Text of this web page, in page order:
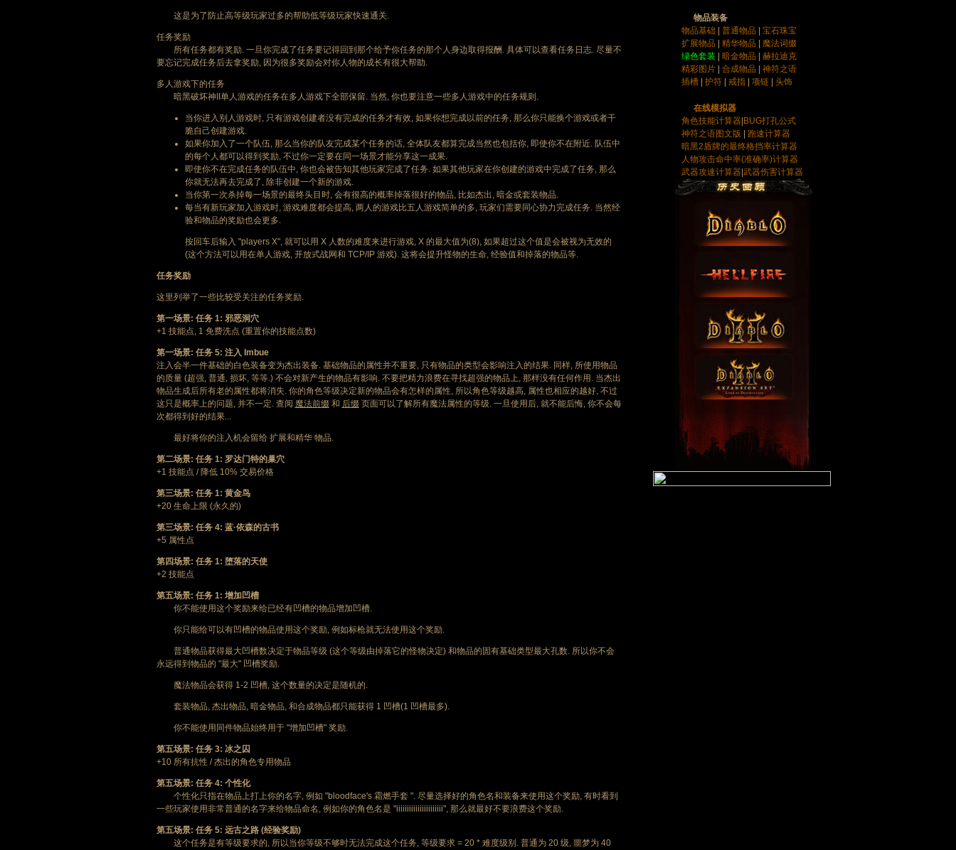
这是为了防止高等级玩家过多的帮助低等级玩家快速通关.
任务奖励
所有任务都有奖励. 一旦你完成了任务要记得回到那个给予你任务的那个人身边取得报酬. 具体可以查看任务日志. 尽量不
要忘记完成任务后去拿奖励, 因为很多奖励会对你人物的成长有很大帮助.
多人游戏下的任务
暗黑破坏神II单人游戏的任务在多人游戏下全部保留. 当然, 你也要注意一些多人游戏中的任务规则.
当你进入别人游戏时, 只有游戏创建者没有完成的任务才有效, 如果你想完成以前的任务, 那么你只能换个游戏或者干
脆自己创建游戏.
如果你加入了一个队伍, 那么当你的队友完成某个任务的话, 全体队友都算完成当然也包括你, 即使你不在附近. 队伍中
的每个人都可以得到奖励, 不过你一定要在同一场景才能分享这一成果.
即使你不在完成任务的队伍中, 你也会被告知其他玩家完成了任务. 如果其他玩家在你创建的游戏中完成了任务, 那么
你就无法再去完成了, 除非创建一个新的游戏.
当你第一次杀掉每一场景的最终头目时, 会有很高的概率掉落很好的物品, 比如杰出, 暗金或套装物品.
每当有新玩家加入游戏时, 游戏难度都会提高, 两人的游戏比五人游戏简单的多, 玩家们需要同心协力完成任务. 当然经
验和物品的奖励也会更多.
按回车后输入 "players X", 就可以用 X 人数的难度来进行游戏, X 的最大值为(8), 如果超过这个值是会被视为无效的
(这个方法可以用在单人游戏, 开放式战网和 TCP/IP 游戏). 这将会提升怪物的生命, 经验值和掉落的物品等.
任务奖励
这里列举了一些比较受关注的任务奖励.
第一场景: 任务 1: 邪恶洞穴
+1 技能点, 1 免费洗点 (重置你的技能点数)
第一场景: 任务 5: 注入 Imbue
注入会半一件基础的白色装备变为杰出装备. 基础物品的属性并不重要, 只有物品的类型会影响注入的结果. 同样, 所使用物品
的质量 (超强, 普通, 损坏, 等等.) 不会对新产生的物品有影响. 不要把精力浪费在寻找超强的物品上, 那样没有任何作用. 当杰出
物品生成后所有老的属性都将消失. 你的角色等级决定新的物品会有怎样的属性, 所以角色等级越高, 属性也相应的越好, 不过
这只是概率上的问题, 并不一定. 查阅 魔法前缀 和 后缀 页面可以了解所有魔法属性的等级. 一旦使用后, 就不能后悔, 你不会每
次都得到好的结果...
最好将你的注入机会留给 扩展和精华 物品.
第二场景: 任务 1: 罗达门特的巢穴
+1 技能点 / 降低 10% 交易价格
第三场景: 任务 1: 黄金鸟
+20 生命上限 (永久的)
第三场景: 任务 4: 蓝·依森的古书
+5 属性点
第四场景: 任务 1: 堕落的天使
+2 技能点
第五场景: 任务 1: 增加凹槽
你不能使用这个奖励来给已经有凹槽的物品增加凹槽.
你只能给可以有凹槽的物品使用这个奖励, 例如标枪就无法使用这个奖励.
普通物品获得最大凹槽数决定于物品等级 (这个等级由掉落它的怪物决定) 和物品的固有基础类型最大孔数. 所以你不会
永远得到物品的 "最大" 凹槽奖励.
魔法物品会获得 1-2 凹槽, 这个数量的决定是随机的.
套装物品, 杰出物品, 暗金物品, 和合成物品都只能获得 1 凹槽(1 凹槽最多).
你不能使用同件物品始终用于 "增加凹槽" 奖励.
第五场景: 任务 3: 冰之囚
+10 所有抗性 / 杰出的角色专用物品
第五场景: 任务 4: 个性化
个性化只指在物品上打上你的名字, 例如 "bloodface's 霜燃手套 ". 尽量选择好的角色名和装备来使用这个奖励, 有时看到
一些玩家使用非常普通的名字来给物品命名, 例如你的角色名是 "iiiiiiiiiiiiiiiiiiiiii", 那么就最好不要浪费这个奖励.
第五场景: 任务 5: 远古之路 (经验奖励)
这个任务是有等级要求的, 所以当你等级不够时无法完成这个任务, 等级要求 = 20 * 难度级别. 普通为 20 级, 噩梦为 40
物品装备
物品基础
普通物品 宝石珠宝
扩展物品
精华物品
魔法词缀
绿色套装
暗金物品
赫拉迪克
精彩图片
合成物品
神符之语
插槽
护符 戒指 项链 头饰
在线模拟器
角色技能计算器 BUG打孔公式
神符之语图文版
跑速计算器
暗黑2盾牌的最终格挡率计算器
人物攻击命中率(准确率)计算器
武器攻速计算器 武器伤害计算器